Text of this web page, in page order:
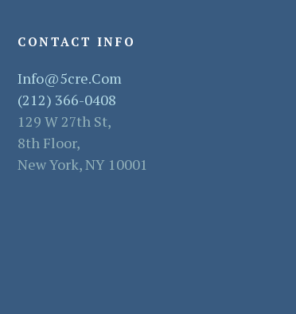
CONTACT INFO
Info@5cre.com
(212) 366-0408
129 W 27th St,
8th Floor,
New York, NY 10001